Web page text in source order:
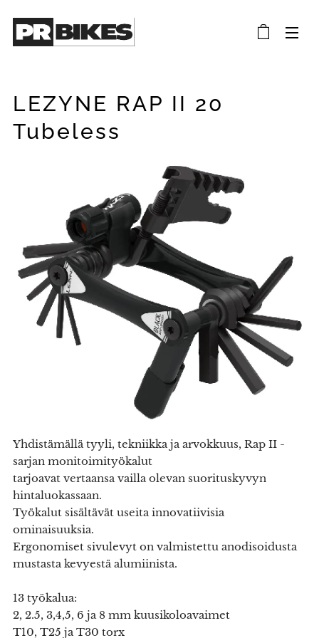
LEZYNE RAP II 20
Tubeless
Yhdistämällä tyyli, tekniikka ja arvokkuus, Rap II -
sarjan monitoimityökalut
tarjoavat vertaansa vailla olevan suorituskyvyn
hintaluokassaan.
Työkalut sisältävät useita innovatiivisia
ominaisuuksia.
Ergonomiset sivulevyt on valmistettu anodisoidusta
mustasta kevyestä alumiinista.
13 työkalua:
2, 2.5, 3,4,5, 6 ja 8 mm kuusikoloavaimet
T10, T25 ja T30 torx